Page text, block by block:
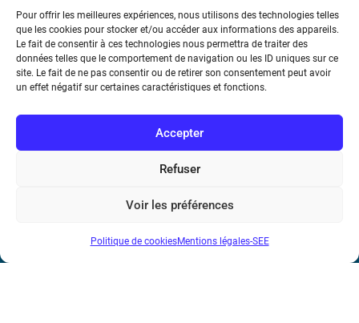
Pour offrir les meilleures expériences, nous utilisons des technologies telles
que les cookies pour stocker et/ou accéder aux informations des appareils.
Le fait de consentir à ces technologies nous permettra de traiter des
données telles que le comportement de navigation ou les ID uniques sur ce
site. Le fait de ne pas consentir ou de retirer son consentement peut avoir
un effet négatif sur certaines caractéristiques et fonctions.
Accepter
Refuser
Voir les préférences
Politique de cookiesMentions légales-SEE
Société de l’Electricité, de l’Electronique et des Technologies
17 rue de l’Amiral Hamelin75116 Paris
Métro : « Boissière » Ligne 6 et « Iéna » Ligne 9
Téléphone : (+33) 1 56 90 37 17
N° de SIREN : 785 393 232, Code APE : 9412Z TVA intra-